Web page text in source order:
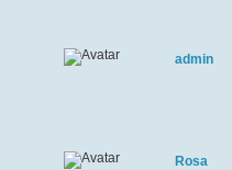
admin
Rosa